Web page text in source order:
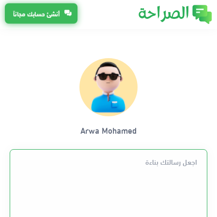
أنشئ حسابك مجاناً
Arwa Mohamed